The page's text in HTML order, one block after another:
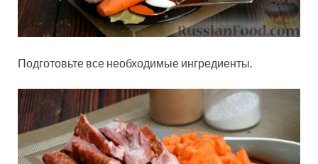
Подготовьте все необходимые ингредиенты.